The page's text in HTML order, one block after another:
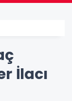
İlacı